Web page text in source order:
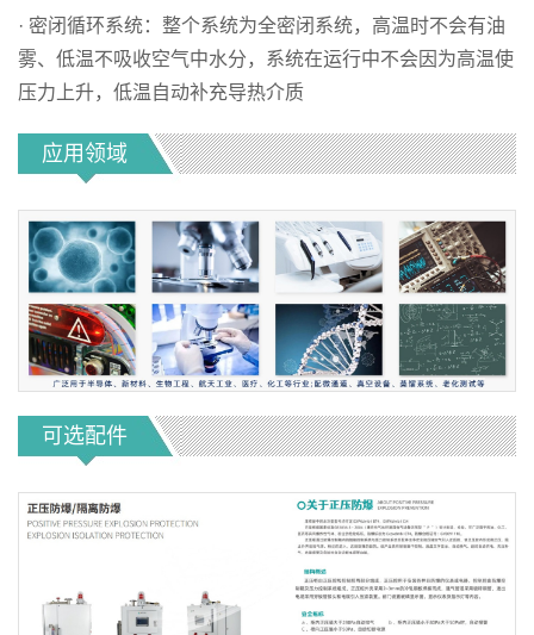
· 密闭循环系统：整个系统为全密闭系统，高温时不会有油
雾、低温不吸收空气中水分，系统在运行中不会因为高温使
压力上升，低温自动补充导热介质
应用领域
可选配件